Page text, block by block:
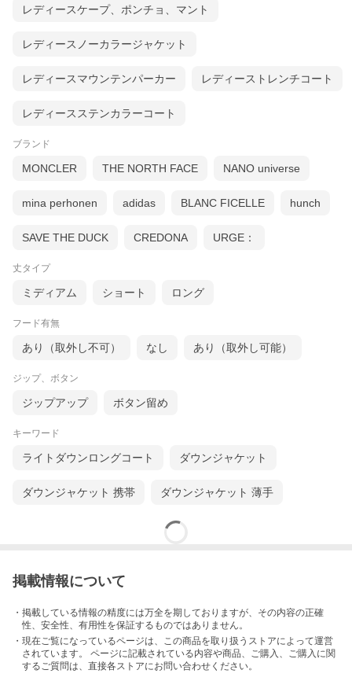
CFWWOU1021 FRUT2635
レディースケープ、ポンチョ、マント
レディースノーカラージャケット
レディースマウンテンパーカー レディーストレンチコート
レディースステンカラーコート
ブランド
MONCLER THE NORTH FACE NANO universe
mina perhonen adidas BLANC FICELLE hunch
SAVE THE DUCK CREDONA URGE：
丈タイプ
ミディアム ショート ロング
フード有無
あり（取外し不可） なし あり（取外し可能）
ジップ、ボタン
ジップアップ ボタン留め
キーワード
ライトダウンロングコート ダウンジャケット
ダウンジャケット 携帯 ダウンジャケット 薄手
掲載情報について
・掲載している情報の精度には万全を期しておりますが、その内容の正確
性、安全性、有用性を保証するものではありません。
・現在ご覧になっているページは、この商品を取り扱うストアによって運営
されています。 ページに記載されている内容や商品、ご購入 、ご購入に関
するご質問は、直接各ストアにお問い合わせください。